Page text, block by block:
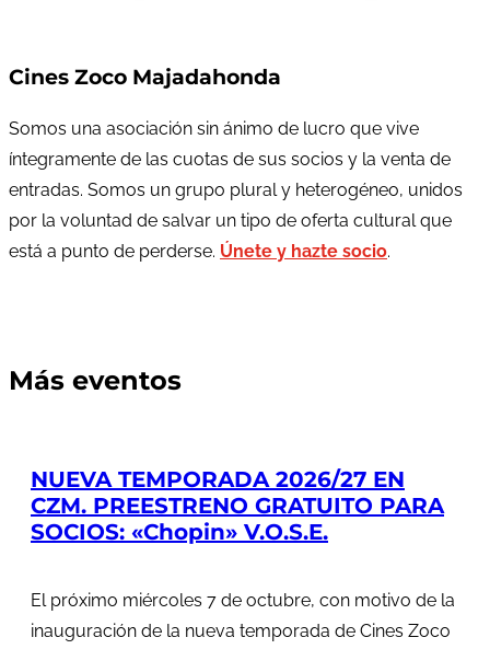
Cines Zoco Majadahonda
Somos una asociación sin ánimo de lucro que vive
íntegramente de las cuotas de sus socios y la venta de
entradas. Somos un grupo plural y heterogéneo, unidos
por la voluntad de salvar un tipo de oferta cultural que
está a punto de perderse. Únete y hazte socio.
Más eventos
NUEVA TEMPORADA 2026/27 EN
CZM. PREESTRENO GRATUITO PARA
SOCIOS: «Chopin» V.O.S.E.
El próximo miércoles 7 de octubre, con motivo de la
inauguración de la nueva temporada de Cines Zoco